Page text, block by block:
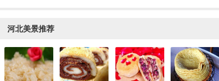
河北美景推荐